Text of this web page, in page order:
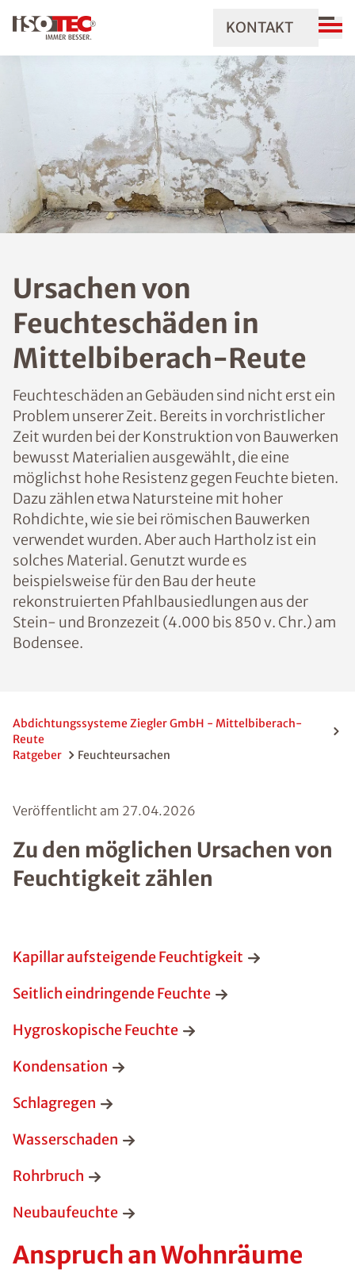
KONTAKT
Ursachen von
Feuchteschäden in
Mittelbiberach-Reute
Feuchteschäden an Gebäuden sind nicht erst ein
Problem unserer Zeit. Bereits in vorchristlicher
Zeit wurden bei der Konstruktion von Bauwerken
bewusst Materialien ausgewählt, die eine
möglichst hohe Resistenz gegen Feuchte bieten.
Dazu zählen etwa Natursteine mit hoher
Rohdichte, wie sie bei römischen Bauwerken
verwendet wurden. Aber auch Hartholz ist ein
solches Material. Genutzt wurde es
beispielsweise für den Bau der heute
rekonstruierten Pfahlbausiedlungen aus der
Stein- und Bronzezeit (4.000 bis 850 v. Chr.) am
Bodensee.
Abdichtungssysteme Ziegler GmbH - Mittelbiberach-
Reute
Ratgeber
Feuchteursachen
Veröffentlicht am 27.04.2026
Zu den möglichen Ursachen von
Feuchtigkeit zählen
Kapillar aufsteigende Feuchtigkeit
Seitlich eindringende Feuchte
Hygroskopische Feuchte
Kondensation
Schlagregen
Wasserschaden
Rohrbruch
Neubaufeuchte
Anspruch an Wohnräume